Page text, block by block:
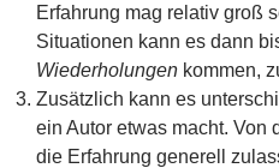
Erfahrung mag relativ groß
Situationen kann es dann
Wiederholungen kommen,
Zusätzlich kann es
ein Autor etwas macht. Von
die Erfahrung generell